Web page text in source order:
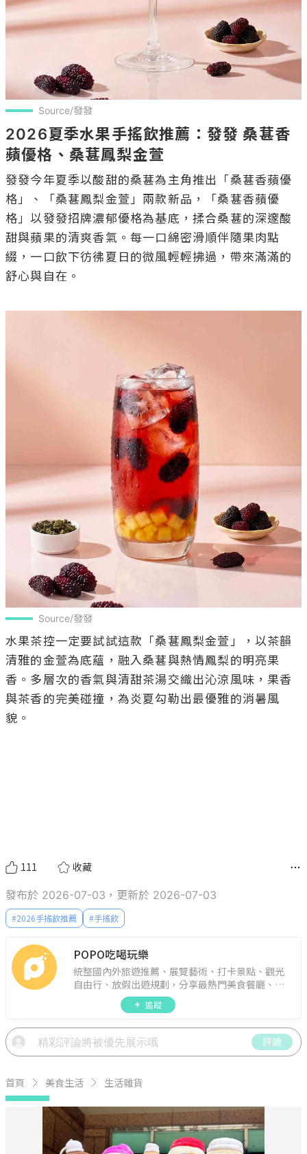
Source/發發
2026夏季水果手搖飲推薦：發發 桑葚香
蘋優格、桑葚鳳梨金萱
發發今年夏季以酸甜的桑葚為主角推出「桑葚香蘋優
格」、「桑葚鳳梨金萱」兩款新品，「桑葚香蘋優
格」以發發招牌濃郁優格為基底，揉合桑葚的深邃酸
甜與蘋果的清爽香氣。每一口綿密滑順伴隨果肉點
綴，一口飲下彷彿夏日的微風輕輕拂過，帶來滿滿的
舒心與自在。
Source/發發
水果茶控一定要試試這款「桑葚鳳梨金萱」，以茶韻
清雅的金萱為底蘊，融入桑葚與熱情鳳梨的明亮果
香。多層次的香氣與清甜茶湯交織出沁涼風味，果香
與茶香的完美碰撞，為炎夏勾勒出最優雅的消暑風
貌。
111 收藏
發布於 2026-07-03，更新於 2026-07-03
#2026手搖飲推薦 #手搖飲
POPO吃喝玩樂
統整國內外旅遊推薦、展覽藝術、打卡景點、觀光
自由行、放假出遊規劃，分享最熱門美食餐廳、約
會聚餐、人氣甜點、速食手搖飲、3C科技、心理測
驗、星座運勢、生活雜貨、吃喝玩樂實用資訊。
追蹤
評論
首頁 美食生活 生活雜貨